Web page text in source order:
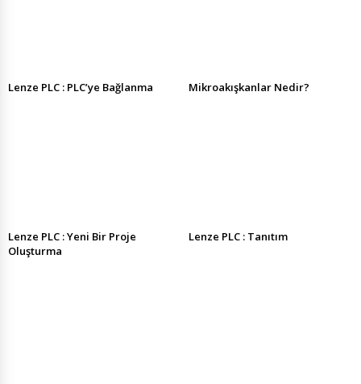
Lenze PLC : PLC’ye Bağlanma Mikroakışkanlar Nedir?
Lenze PLC : Yeni Bir Proje
Oluşturma
Lenze PLC : Tanıtım